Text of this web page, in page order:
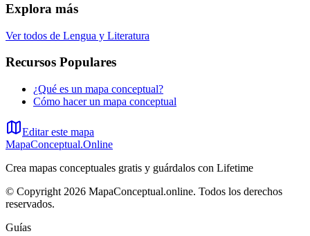
Explora más
Ver todos de Lengua y Literatura
Recursos Populares
¿Qué es un mapa conceptual?
Cómo hacer un mapa conceptual
Editar este mapa
MapaConceptual.Online
Crea mapas conceptuales gratis y guárdalos con Lifetime
© Copyright 2026 MapaConceptual.online. Todos los derechos
reservados.
Guías